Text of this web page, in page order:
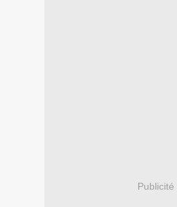
Publicité